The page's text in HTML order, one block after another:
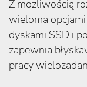
Z możliwością
wieloma
dyskami SSD i
zapewnia
pracy